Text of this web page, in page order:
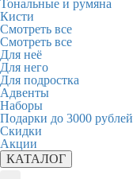
Тональные и румяна
Кисти
Смотреть все
Смотреть все
Для неё
Для него
Для подростка
Адвенты
Наборы
Подарки до 3000 рублей
Скидки
Акции
КАТАЛОГ